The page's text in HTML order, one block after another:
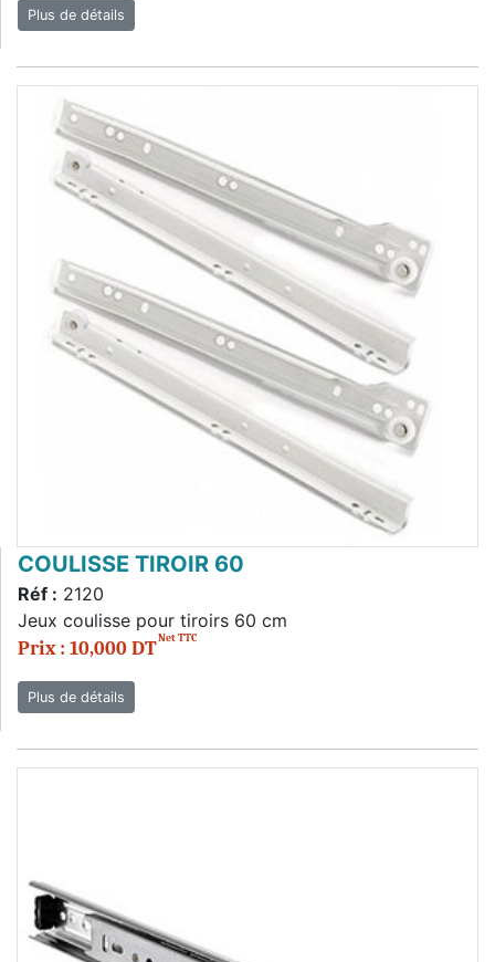
Plus de détails
COULISSE TIROIR 60
Réf : 2120
Jeux coulisse pour tiroirs 60 cm
Prix : 10,000 DTNet TTC
Plus de détails